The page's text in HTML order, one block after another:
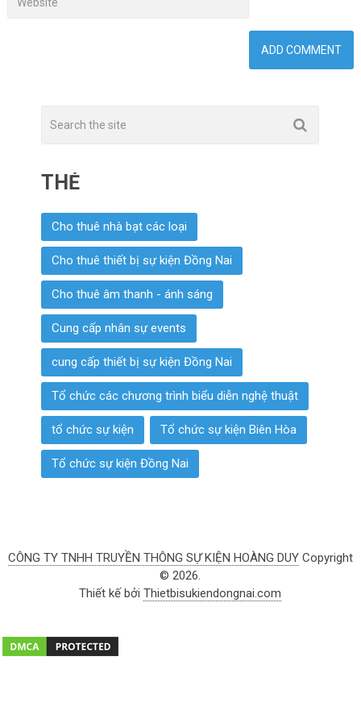
THẺ
Cho thuê nhà bạt các loại
Cho thuê thiết bị sự kiện Đồng Nai
Cho thuê âm thanh - ánh sáng
Cung cấp nhân sự events
cung cấp thiết bị sự kiện Đồng Nai
Tổ chức các chương trình biểu diễn nghệ thuật
tổ chức sự kiện Tổ chức sự kiện Biên Hòa
Tổ chức sự kiện Đồng Nai
CÔNG TY TNHH TRUYỀN THÔNG SỰ KIỆN HOÀNG DUYCopyright
© 2026.
Thiết kế bởiThietbisukiendongnai.com